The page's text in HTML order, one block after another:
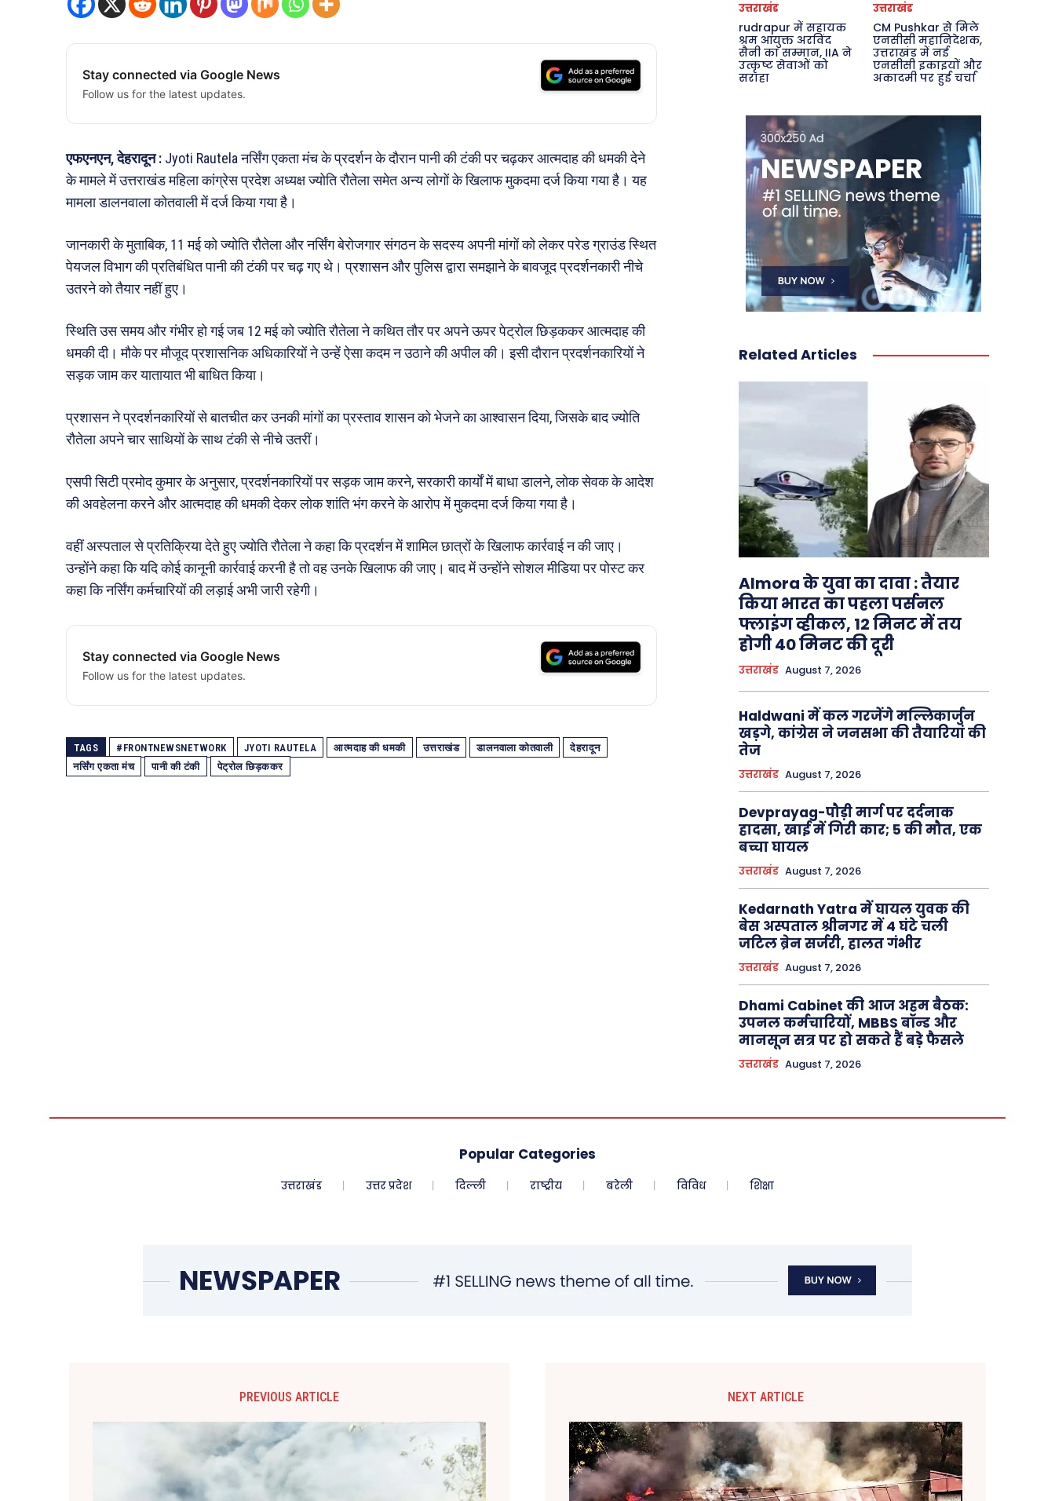
Stay connected via Google News
Follow us for the latest updates.
एफएनएन, देहरादून : Jyoti Rautela नर्सिंग एकता मंच के प्रदर्शन के दौरान पानी की टंकी पर चढ़कर आत्मदाह की धमकी देने
के मामले में उत्तराखंड महिला कांग्रेस प्रदेश अध्यक्ष ज्योति रौतेला समेत अन्य लोगों के खिलाफ मुकदमा दर्ज किया गया है। यह
मामला डालनवाला कोतवाली में दर्ज किया गया है।
जानकारी के मुताबिक, 11 मई को ज्योति रौतेला और नर्सिंग बेरोजगार संगठन के सदस्य अपनी मांगों को लेकर परेड ग्राउंड स्थित
पेयजल विभाग की प्रतिबंधित पानी की टंकी पर चढ़ गए थे। प्रशासन और पुलिस द्वारा समझाने के बावजूद प्रदर्शनकारी नीचे
उतरने को तैयार नहीं हुए।
स्थिति उस समय और गंभीर हो गई जब 12 मई को ज्योति रौतेला ने कथित तौर पर अपने ऊपर पेट्रोल छिड़ककर आत्मदाह की
धमकी दी। मौके पर मौजूद प्रशासनिक अधिकारियों ने उन्हें ऐसा कदम न उठाने की अपील की। इसी दौरान प्रदर्शनकारियों ने
सड़क जाम कर यातायात भी बाधित किया।
प्रशासन ने प्रदर्शनकारियों से बातचीत कर उनकी मांगों का प्रस्ताव शासन को भेजने का आश्वासन दिया, जिसके बाद ज्योति
रौतेला अपने चार साथियों के साथ टंकी से नीचे उतरीं।
एसपी सिटी प्रमोद कुमार के अनुसार, प्रदर्शनकारियों पर सड़क जाम करने, सरकारी कार्यों में बाधा डालने, लोक सेवक के आदेश
की अवहेलना करने और आत्मदाह की धमकी देकर लोक शांति भंग करने के आरोप में मुकदमा दर्ज किया गया है।
वहीं अस्पताल से प्रतिक्रिया देते हुए ज्योति रौतेला ने कहा कि प्रदर्शन में शामिल छात्रों के खिलाफ कार्रवाई न की जाए।
उन्होंने कहा कि यदि कोई कानूनी कार्रवाई करनी है तो वह उनके खिलाफ की जाए। बाद में उन्होंने सोशल मीडिया पर पोस्ट कर
कहा कि नर्सिंग कर्मचारियों की लड़ाई अभी जारी रहेगी।
Stay connected via Google News
Follow us for the latest updates.
TAGS #FRONTNEWSNETWORK JYOTI RAUTELA आत्मदाह की धमकी उत्तराखंड डालनवाला कोतवाली
देहरादून
नर्सिंग एकता मंच
पानी की टंकी पेट्रोल छिड़ककर
उत्तराखंड
rudrapur में सहायक
श्रम आयुक्त अरविंद
सैनी का सम्मान, IIA ने
उत्कृष्ट सेवाओं को
सराहा
उत्तराखंड
CM Pushkar से मिले
एनसीसी महानिदेशक,
उत्तराखंड में नई
एनसीसी इकाइयों और
अकादमी पर हुई चर्चा
Related Articles
Almora के युवा का दावा : तैयार
किया भारत का पहला पर्सनल
फ्लाइंग व्हीकल, 12 मिनट में तय
होगी 40 मिनट की दूरी
उत्तराखंड August 7, 2026
Haldwani में कल गरजेंगे मल्लिकार्जुन
खड़गे, कांग्रेस ने जनसभा की तैयारियां की
तेज
उत्तराखंड August 7, 2026
Devprayag-पौड़ी मार्ग पर दर्दनाक
हादसा, खाई में गिरी कार; 5 की मौत, एक
बच्चा घायल
उत्तराखंड August 7, 2026
Kedarnath Yatra में घायल युवक की
बेस अस्पताल श्रीनगर में 4 घंटे चली
जटिल ब्रेन सर्जरी, हालत गंभीर
उत्तराखंड August 7, 2026
Dhami Cabinet की आज अहम बैठक:
उपनल कर्मचारियों, MBBS बॉन्ड और
मानसून सत्र पर हो सकते हैं बड़े फैसले
उत्तराखंड August 7, 2026
Popular Categories
उत्तराखंड उत्तर प्रदेश दिल्ली राष्ट्रीय बरेली विविध शिक्षा
PREVIOUS ARTICLE NEXT ARTICLE